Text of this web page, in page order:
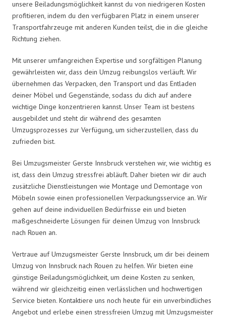
unsere Beiladungsmöglichkeit kannst du von niedrigeren Kosten
profitieren, indem du den verfügbaren Platz in einem unserer
Transportfahrzeuge mit anderen Kunden teilst, die in die gleiche
Richtung ziehen.
Mit unserer umfangreichen Expertise und sorgfältigen Planung
gewährleisten wir, dass dein Umzug reibungslos verläuft. Wir
übernehmen das Verpacken, den Transport und das Entladen
deiner Möbel und Gegenstände, sodass du dich auf andere
wichtige Dinge konzentrieren kannst. Unser Team ist bestens
ausgebildet und steht dir während des gesamten
Umzugsprozesses zur Verfügung, um sicherzustellen, dass du
zufrieden bist.
Bei Umzugsmeister Gerste Innsbruck verstehen wir, wie wichtig es
ist, dass dein Umzug stressfrei abläuft. Daher bieten wir dir auch
zusätzliche Dienstleistungen wie Montage und Demontage von
Möbeln sowie einen professionellen Verpackungsservice an. Wir
gehen auf deine individuellen Bedürfnisse ein und bieten
maßgeschneiderte Lösungen für deinen Umzug von Innsbruck
nach Rouen an.
Vertraue auf Umzugsmeister Gerste Innsbruck, um dir bei deinem
Umzug von Innsbruck nach Rouen zu helfen. Wir bieten eine
günstige Beiladungsmöglichkeit, um deine Kosten zu senken,
während wir gleichzeitig einen verlässlichen und hochwertigen
Service bieten. Kontaktiere uns noch heute für ein unverbindliches
Angebot und erlebe einen stressfreien Umzug mit Umzugsmeister